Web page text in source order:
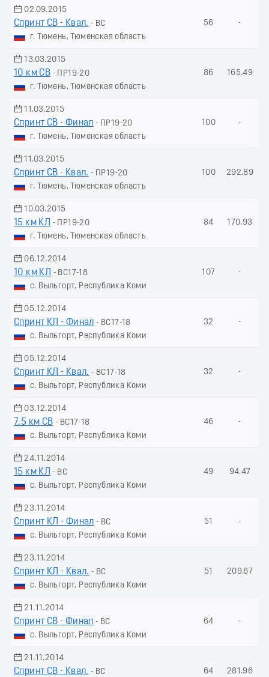
02.09.2015
Спринт СВ - Квал. - ВС
г. Тюмень, Тюменская область
56 -
13.03.2015
10 км СВ - ПР19-20
г. Тюмень, Тюменская область
86 165.49
11.03.2015
Спринт СВ - Финал - ПР19-20
г. Тюмень, Тюменская область
100 -
11.03.2015
Спринт СВ - Квал. - ПР19-20
г. Тюмень, Тюменская область
100 292.89
10.03.2015
15 км КЛ
- ПР19-20
г. Тюмень, Тюменская область
84 170.93
06.12.2014
10 км КЛ
- ВС17-18
с. Выльгорт, Республика Коми
107 -
05.12.2014
Спринт КЛ - Финал - ВС17-18
с. Выльгорт, Республика Коми
32 -
05.12.2014
Спринт КЛ - Квал. - ВС17-18
с. Выльгорт, Республика Коми
32 -
03.12.2014
7.5 км СВ - ВС17-18
с. Выльгорт, Республика Коми
46 -
24.11.2014
15 км КЛ
- ВС
с. Выльгорт, Республика Коми
49 94.47
23.11.2014
Спринт КЛ - Финал - ВС
с. Выльгорт, Республика Коми
51 -
23.11.2014
Спринт КЛ - Квал. - ВС
с. Выльгорт, Республика Коми
51 209.67
21.11.2014
Спринт СВ - Финал - ВС
с. Выльгорт, Республика Коми
64 -
21.11.2014
Спринт СВ - Квал. - ВС
64 281.96